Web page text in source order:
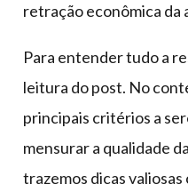
retração econômica da
Para entender tudo a
leitura do post. No
principais critérios a
mensurar a qualidade
trazemos dicas